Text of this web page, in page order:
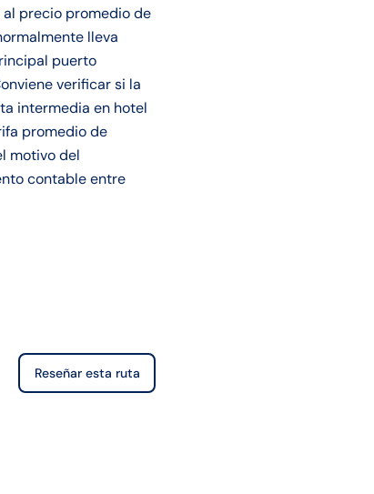
precio promedio de
lleva
puerto
verificar si la
intermedia en hotel
promedio de
motivo del
contable entre
Reseñar esta ruta